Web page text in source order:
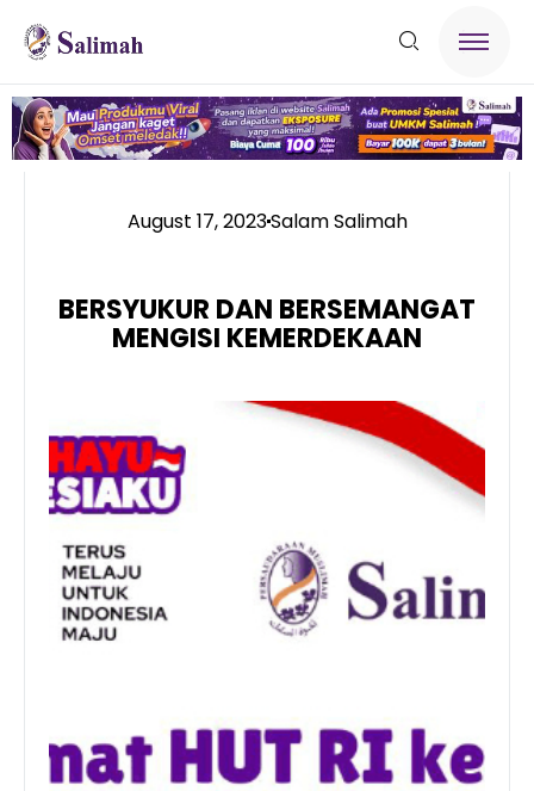
August 17, 2023Salam Salimah
BERSYUKUR DAN BERSEMANGAT
MENGISI KEMERDEKAAN